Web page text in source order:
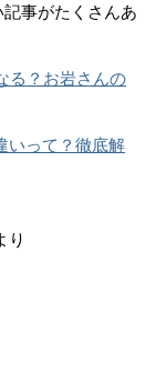
事がたくさんあ
る？お岩さんの
いって？徹底解
り